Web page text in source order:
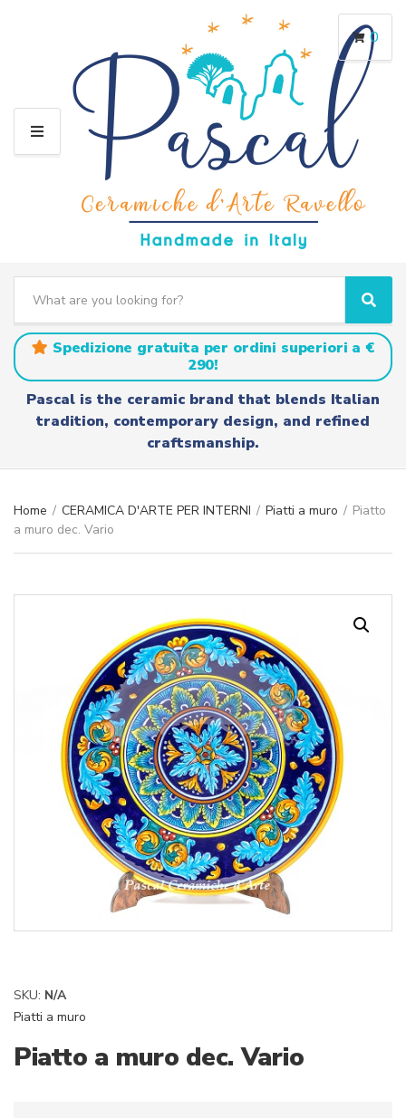
M
a
t
g
a
r
c
h
S
e
a
r
c
h
Spedizione gratuita per ordini superiori a €
290!
Pascal is the ceramic brand that blends Italian
tradition, contemporary design, and refined
craftsmanship.
0
Home / CERAMICA D'ARTE PER INTERNI / Piatti a muro / Piatto
a muro dec. Vario
SKU: N/A
Piatti a muro
Piatto a muro dec. Vario